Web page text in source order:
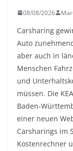
08/08/2026
Carsharing
Auto
aber auch in
Menschen
und
müssen. Die
Baden-
einer neuen
Carsharings im
Kostenrechner